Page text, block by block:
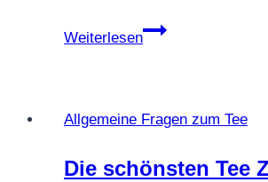
Weiterlesen
Was
Ayurvedischer
erklärt
Allgemeine Fragen zum Tee
Die schönsten Tee